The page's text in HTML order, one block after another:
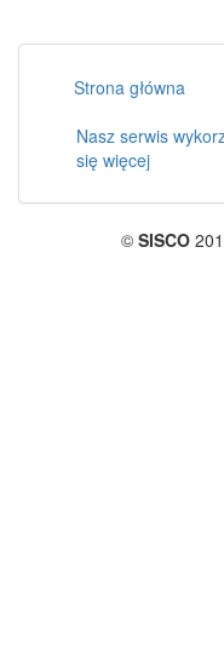
Strona główna
Nasz serwis
się więcej
© SISCO